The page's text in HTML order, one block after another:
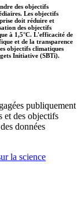
des objectifs
Les objectifs
doit réduire et
des objectifs
à 1,5°C. L'efficacité de
et de la transparence
objectifs climatiques
Initiative (SBTi).
publiquement
et des objectifs
données
la science